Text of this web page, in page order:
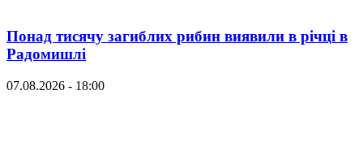
Понад тисячу загиблих рибин виявили в річці в
Радомишлі
07.08.2026 - 18:00